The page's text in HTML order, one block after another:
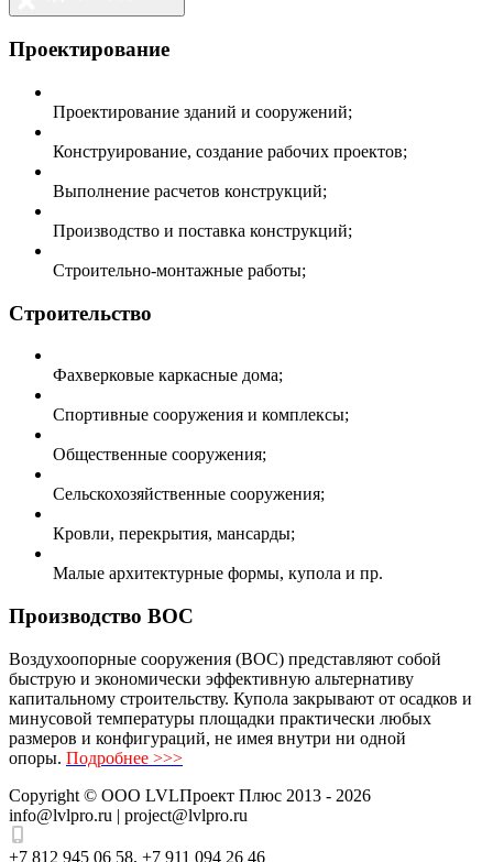
Проектирование
Проектирование зданий и сооружений;
Конструирование, создание рабочих проектов;
Выполнение расчетов конструкций;
Производство и поставка конструкций;
Строительно-монтажные работы;
Строительство
Фахверковые каркасные дома;
Спортивные сооружения и комплексы;
Общественные сооружения;
Сельскохозяйственные сооружения;
Кровли, перекрытия, мансарды;
Малые архитектурные формы, купола и пр.
Производство ВОС
Воздухоопорные сооружения (ВОС) представляют собой
быструю и экономически эффективную альтернативу
капитальному строительству. Купола закрывают от осадков и
минусовой температуры площадки практически любых
размеров и конфигураций, не имея внутри ни одной
опоры. Подробнее >>>
Copyright © ООО LVLПроект Плюс 2013 - 2026
info@lvlpro.ru | project@lvlpro.ru
+7 812 945 06 58, +7 911 094 26 46